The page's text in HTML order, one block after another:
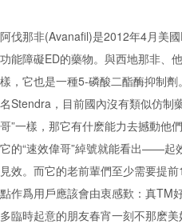
阿伐那非(Avanafil)是2012年4月美
功能障礙ED的藥物。與西地那非、
樣，它也是一種5-磷酸二酯酶抑制
名Stendra，目前國內沒有類似仿制
哥”一樣，那它有什麽能力去撼動他
它的“速效偉哥”綽號就能看出——起
見效。而它的老前輩們至少需要提
點作爲用戶應該會由衷感歎：真TM
多臨時起意的朋友春宵一刻不那麽